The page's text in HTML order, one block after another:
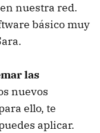
nuestra red.
básico muy
las
nuevos
ello, te
aplicar.